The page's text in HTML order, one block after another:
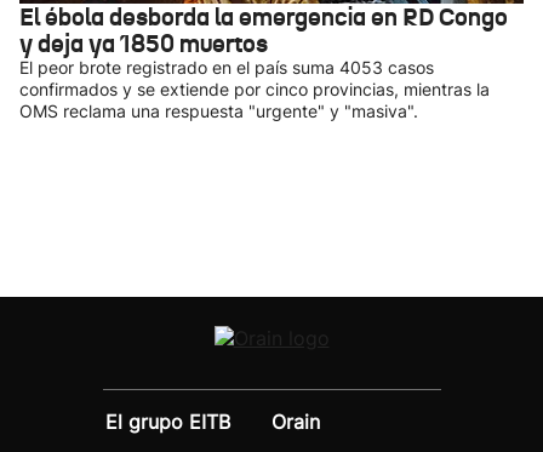
El ébola desborda la emergencia en RD Congo
y deja ya 1850 muertos
El peor brote registrado en el país suma 4053 casos
confirmados y se extiende por cinco provincias, mientras la
OMS reclama una respuesta "urgente" y "masiva".
El grupo EITB
Orain